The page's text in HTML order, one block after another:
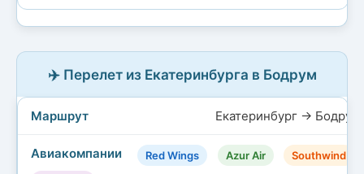
✈️ Перелет из Екатеринбурга в Бодрум
Екатеринбург → Бодрум
Red Wings Azur Air
Southwind